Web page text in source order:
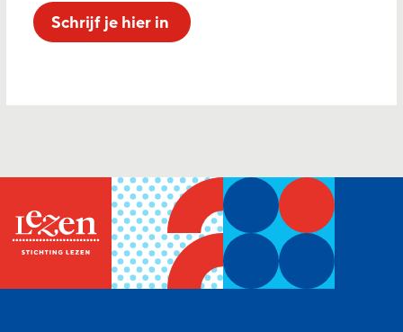
Schrijf je hier in